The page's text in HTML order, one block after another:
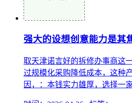
强大的设想创意能力是其
取天津诺言好的拆修办事商这
过规模化采购降低成本，这种
因，：本钱实力雄厚，选择一